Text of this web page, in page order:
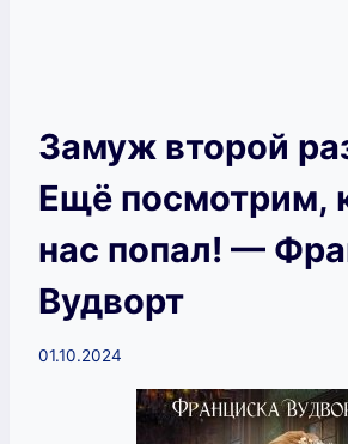
Замуж второй
Ещё посмотрим,
нас попал! —
Вудворт
01.10.2024